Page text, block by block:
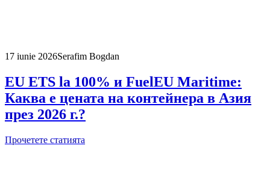
17 iunie 2026Serafim Bogdan
EU ETS la 100% и FuelEU Maritime:
Каква е цената на контейнера в Азия
през 2026 г.?
Прочетете статията